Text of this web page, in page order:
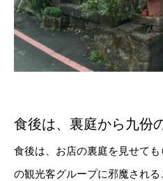
食後は、裏庭から九份
食後は、お店の裏庭を見せて
の観光客グループに邪魔され